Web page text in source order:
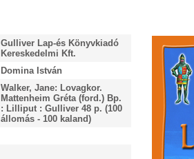
Gulliver Lap-és Könyvkiadó
Kereskedelmi Kft.
Domina István
Walker, Jane: Lovagkor.
Mattenheim Gréta (ford.) Bp.
: Lilliput : Gulliver 48 p. (100
állomás - 100 kaland)